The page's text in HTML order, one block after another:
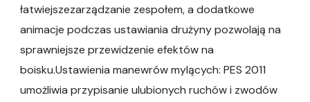
łatwiejszezarządzanie zespołem, a dodatkowe
animacje podczas ustawiania drużyny pozwolają na
sprawniejsze przewidzenie efektów na
boisku.Ustawienia manewrów mylących: PES 2011
umożliwia przypisanie ulubionych ruchów i zwodów